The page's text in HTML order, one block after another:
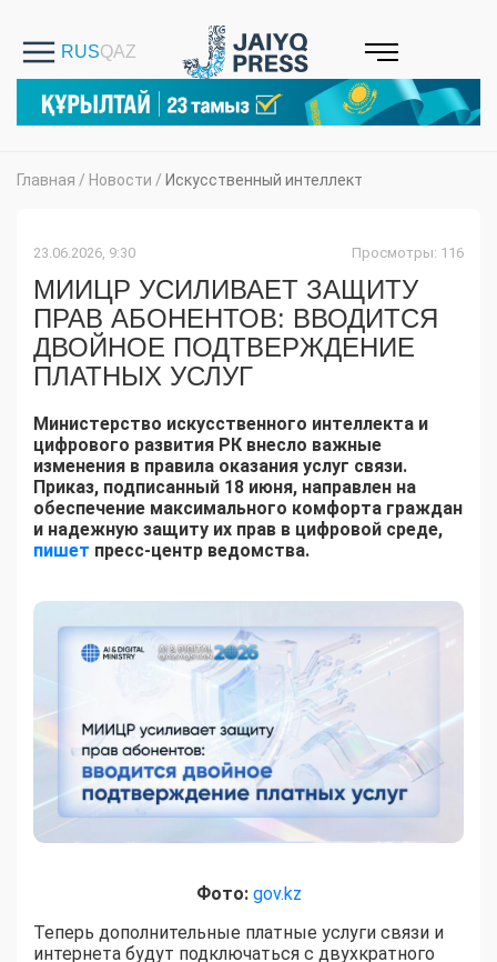
Главная / Новости / Искусственный интеллект
23.06.2026, 9:30 Просмотры: 116
МИИЦР УСИЛИВАЕТ ЗАЩИТУ
ПРАВ АБОНЕНТОВ: ВВОДИТСЯ
ДВОЙНОЕ ПОДТВЕРЖДЕНИЕ
ПЛАТНЫХ УСЛУГ
Министерство искусственного интеллекта и
цифрового развития РК внесло важные
изменения в правила оказания услуг связи.
Приказ, подписанный 18 июня, направлен на
обеспечение максимального комфорта граждан
и надежную защиту их прав в цифровой среде,
пишет пресс-центр ведомства.
Фото:gov.kz
Теперь дополнительные платные услуги связи и
интернета будут подключаться с двухкратного